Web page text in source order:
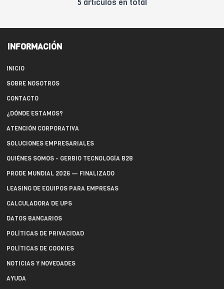
5 artículos en total
INFORMACIÓN
INICIO
SOBRE NOSOTROS
CONTACTO
¿DÓNDE ESTAMOS?
ATENCIÓN CORPORATIVA
SOLUCIONES EMPRESARIALES
QUIÉNES SOMOS - GERBIO TECNOLOGÍA B2B
PRODE MUNDIAL 2026 — FINALIZADO
LEASING DE EQUIPOS PARA EMPRESAS
CALCULADORA DE UPS
DATOS BANCARIOS
POLÍTICAS DE PRIVACIDAD
POLÍTICAS DE COOKIES
NOTICIAS Y NOVEDADES
AYUDA